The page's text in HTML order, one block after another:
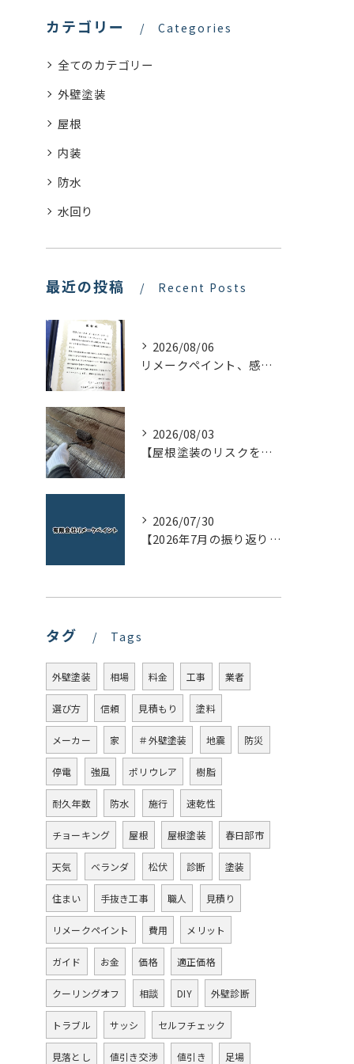
カテゴリー Categories
全てのカテゴリー
外壁塗装
屋根
内装
防水
水回り
最近の投稿 Recent Posts
2026/08/06
リメークペイント、感謝状を頂く！
2026/08/03
【屋根塗装のリスクを下げる！】屋根の点検はドローンで！
2026/07/30
【2026年7月の振り返り】リメークペイントブログまとめ
タグ Tags
外壁塗装 相場 料金 工事 業者
選び方 信頼 見積もり 塗料
メーカー 家 ＃外壁塗装 地震 防災
停電 強風 ポリウレア 樹脂
耐久年数 防水 施行 速乾性
チョーキング 屋根 屋根塗装 春日部市
天気 ベランダ 松伏 診断 塗装
住まい 手抜き工事 職人 見積り
リメークペイント 費用 メリット
ガイド お金 価格 適正価格
クーリングオフ 相談 DIY 外壁診断
トラブル サッシ セルフチェック
見落とし 値引き交渉 値引き 足場